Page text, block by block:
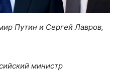
Путин и Сергей Лавров,
министр